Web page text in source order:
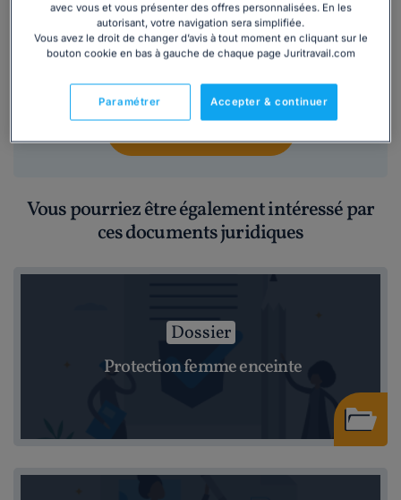
Une question?
Nos juristes vous répondent
gratuitement en 24h
Vous pourriez être également intéressé par
ces documents juridiques
Dossier
Protection femme enceinte
avec vous et vous présenter des offres personnalisées. En les
autorisant, votre navigation sera simplifiée.
Vous avez le droit de changer d’avis à tout moment en cliquant sur le
bouton cookie en bas à gauche de chaque page Juritravail.com
Accepter & continuer
Paramétrer